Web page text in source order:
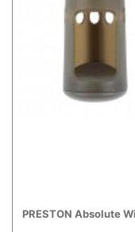
PRESTON Absolute